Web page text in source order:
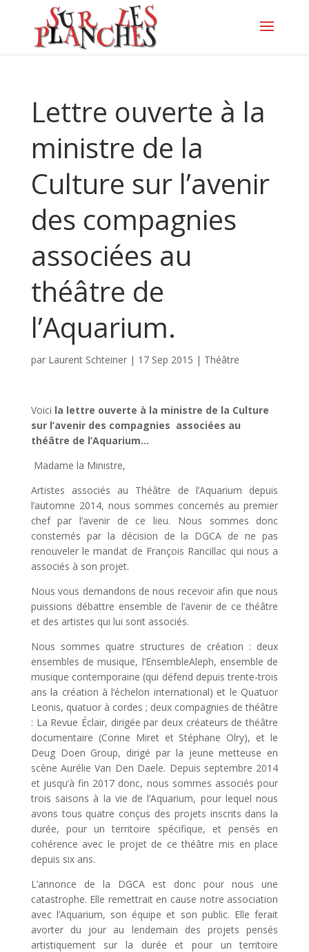
Lettre ouverte à la
ministre de la
Culture sur l’avenir
des compagnies
associées au
théâtre de
l’Aquarium.
par Laurent Schteiner| 17 Sep 2015 | Théâtre
Voici la lettre ouverte à la ministre de la Culture
sur l’avenir des compagnies associées au
théâtre de l’Aquarium…
Madame la Ministre,
Artistes associés au Théâtre de l’Aquarium depuis
l’automne 2014, nous sommes concernés au premier
chef par l’avenir de ce lieu. Nous sommes donc
consternés par la décision de la DGCA de ne pas
renouveler le mandat de François Rancillac qui nous a
associés à son projet.
Nous vous demandons de nous recevoir afin que nous
puissions débattre ensemble de l’avenir de ce théâtre
et des artistes qui lui sont associés.
Nous sommes quatre structures de création : deux
ensembles de musique, l’EnsembleAleph, ensemble de
musique contemporaine (qui défend depuis trente-trois
ans la création à l’échelon international) et le Quatuor
Leonis, quatuor à cordes ; deux compagnies de théâtre
: La Revue Éclair, dirigée par deux créateurs de théâtre
documentaire (Corine Miret et Stéphane Olry), et le
Deug Doen Group, dirigé par la jeune metteuse en
scène Aurélie Van Den Daele. Depuis septembre 2014
et jusqu’à fin 2017 donc, nous sommes associés pour
trois saisons à la vie de l’Aquarium, pour lequel nous
avons tous quatre conçus des projets inscrits dans la
durée, pour un territoire spécifique, et pensés en
cohérence avec le projet de ce théâtre mis en place
depuis six ans.
L’annonce de la DGCA est donc pour nous une
catastrophe. Elle remettrait en cause notre association
avec l’Aquarium, son équipe et son public. Elle ferait
avorter du jour au lendemain des projets pensés
artistiquement sur la durée et pour un territoire